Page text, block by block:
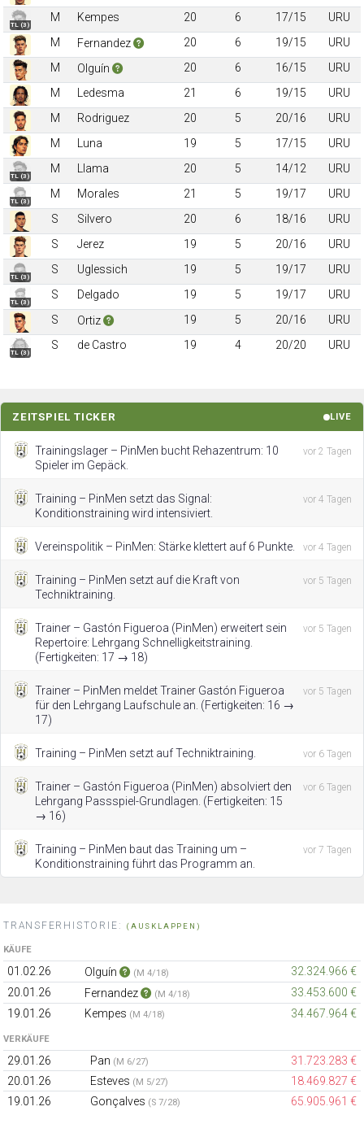
TL (3)
M Kempes 20 6 17/15
URU
M
Fernandez 20 6 19/15
URU
M
Olguín 20 6 16/15
URU
M
Ledesma 21 6 19/15
URU
M
Rodriguez 20 5 20/16
URU
M
Luna 19 5 17/15 URU
TL (3)
M Llama 20 5 14/12 URU
TL (3)
M Morales 21 5 19/17
URU
S
Silvero 20 6 18/16
URU
S
Jerez 19 5 20/16 URU
TL (3)
S Uglessich 19 5 19/17 URU
TL (3)
S Delgado 19 5 19/17
URU
S
Ortiz 19 5 20/16 URU
TL (3)
S de Castro 19 4 20/20 URU
ZEITSPIEL TICKER LIVE
Trainingslager – PinMen bucht Rehazentrum: 10
Spieler im Gepäck.
vor 2 Tagen
Training – PinMen setzt das Signal:
Konditionstraining wird intensiviert.
vor 4 Tagen
Vereinspolitik – PinMen: Stärke klettert auf 6 Punkte. vor 4 Tagen
Training – PinMen setzt auf die Kraft von
Techniktraining.
vor 5 Tagen
Trainer – Gastón Figueroa (PinMen) erweitert sein
Repertoire: Lehrgang Schnelligkeitstraining.
(Fertigkeiten: 17 → 18)
vor 5 Tagen
Trainer – PinMen meldet Trainer Gastón Figueroa
für den Lehrgang Laufschule an. (Fertigkeiten: 16 →
17)
vor 5 Tagen
Training – PinMen setzt auf Techniktraining. vor 6 Tagen
Trainer – Gastón Figueroa (PinMen) absolviert den
Lehrgang Passspiel-Grundlagen. (Fertigkeiten: 15
→ 16)
vor 6 Tagen
Training – PinMen baut das Training um –
Konditionstraining führt das Programm an.
vor 7 Tagen
TRANSFERHISTORIE: (AUSKLAPPEN)
KÄUFE
01.02.26 Olguín (M 4/18)
32.324.966 €
20.01.26
Fernandez (M 4/18)
33.453.600 €
19.01.26
Kempes (M 4/18) 34.467.964 €
VERKÄUFE
29.01.26 Pan (M 6/27)
31.723.283 €
20.01.26
Esteves (M 5/27)
18.469.827 €
19.01.26
Gonçalves (S 7/28) 65.905.961 €